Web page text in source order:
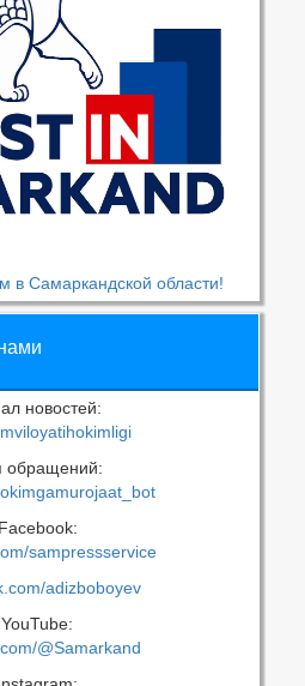
в Самаркандской области!
новостей:
обращений:
Facebook:
sampressservice
adizboboyev
YouTube:
@Samarkand